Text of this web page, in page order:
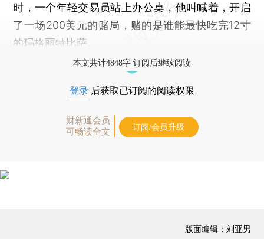
时，一个年轻交易员站上办公桌，他叫喊着，开启
了一场200美元的赌局，赌的是谁能最快吃完12寸
的玛格丽特比萨。
本文共计4848字 订阅后继续阅读
登录 后获取已订阅的阅读权限
财新通会员
可畅读全文
订阅/会员升级
版面编辑：刘亚男